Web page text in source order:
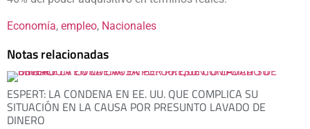
Economía, empleo, Nacionales
Notas relacionadas
ESPERT: LA CONDENA EN EE. UU. QUE COMPLICA SU
SITUACIÓN EN LA CAUSA POR PRESUNTO LAVADO DE
DINERO